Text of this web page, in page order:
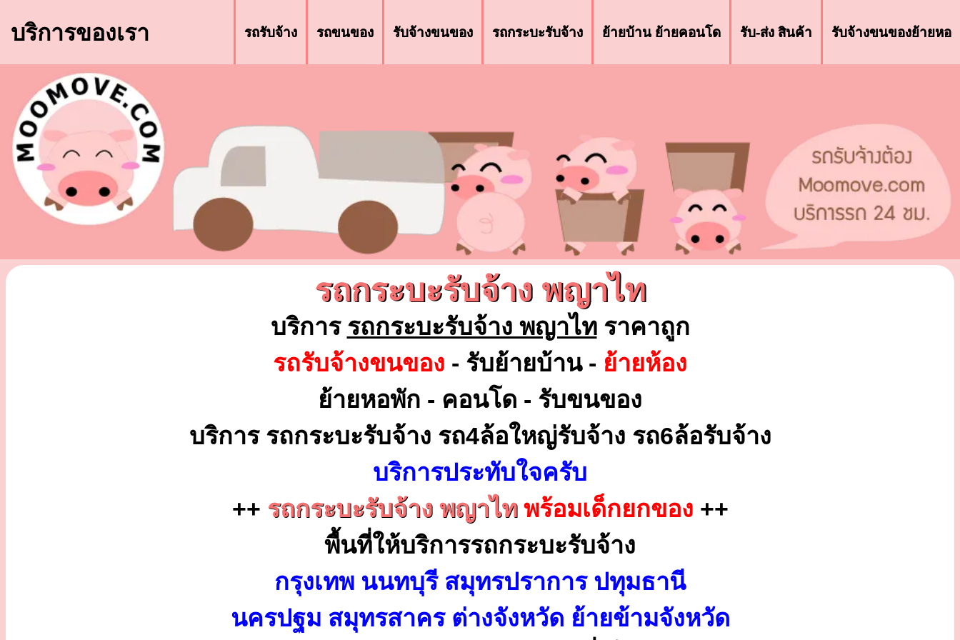
บริการของเรา รถรับจ้าง รถขนของ รับจ้างขนของ รถกระบะรับจ้าง ย้ายบ้าน ย้ายคอนโด รับ-ส่ง สินค้า รับจ้างขนของย้ายหอ
รถกระบะรับจ้าง พญาไท
บริการ รถกระบะรับจ้าง พญาไทราคาถูก
รถรับจ้างขนของ - รับย้ายบ้าน - ย้ายห้อง
ย้ายหอพัก - คอนโด - รับขนของ
บริการ รถกระบะรับจ้าง รถ4ล้อใหญ่รับจ้าง รถ6ล้อรับจ้าง
บริการประทับใจครับ
++ รถกระบะรับจ้าง พญาไท พร้อมเด็กยกของ ++
พื้นที่ให้บริการรถกระบะรับจ้าง
กรุงเทพ นนทบุรี สมุทรปราการ ปทุมธานี
นครปฐม สมุทรสาคร ต่างจังหวัด ย้ายข้ามจังหวัด